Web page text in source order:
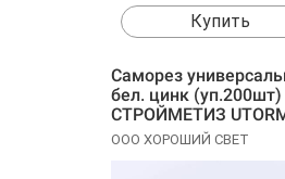
Купить
Саморез
бел. цинк (уп.200шт)
СТРОЙМЕТИЗ
ООО ХОРОШИЙ СВЕТ